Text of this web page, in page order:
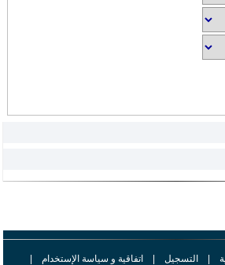
التسجيل اتفاقية و سياسة الإستخدام